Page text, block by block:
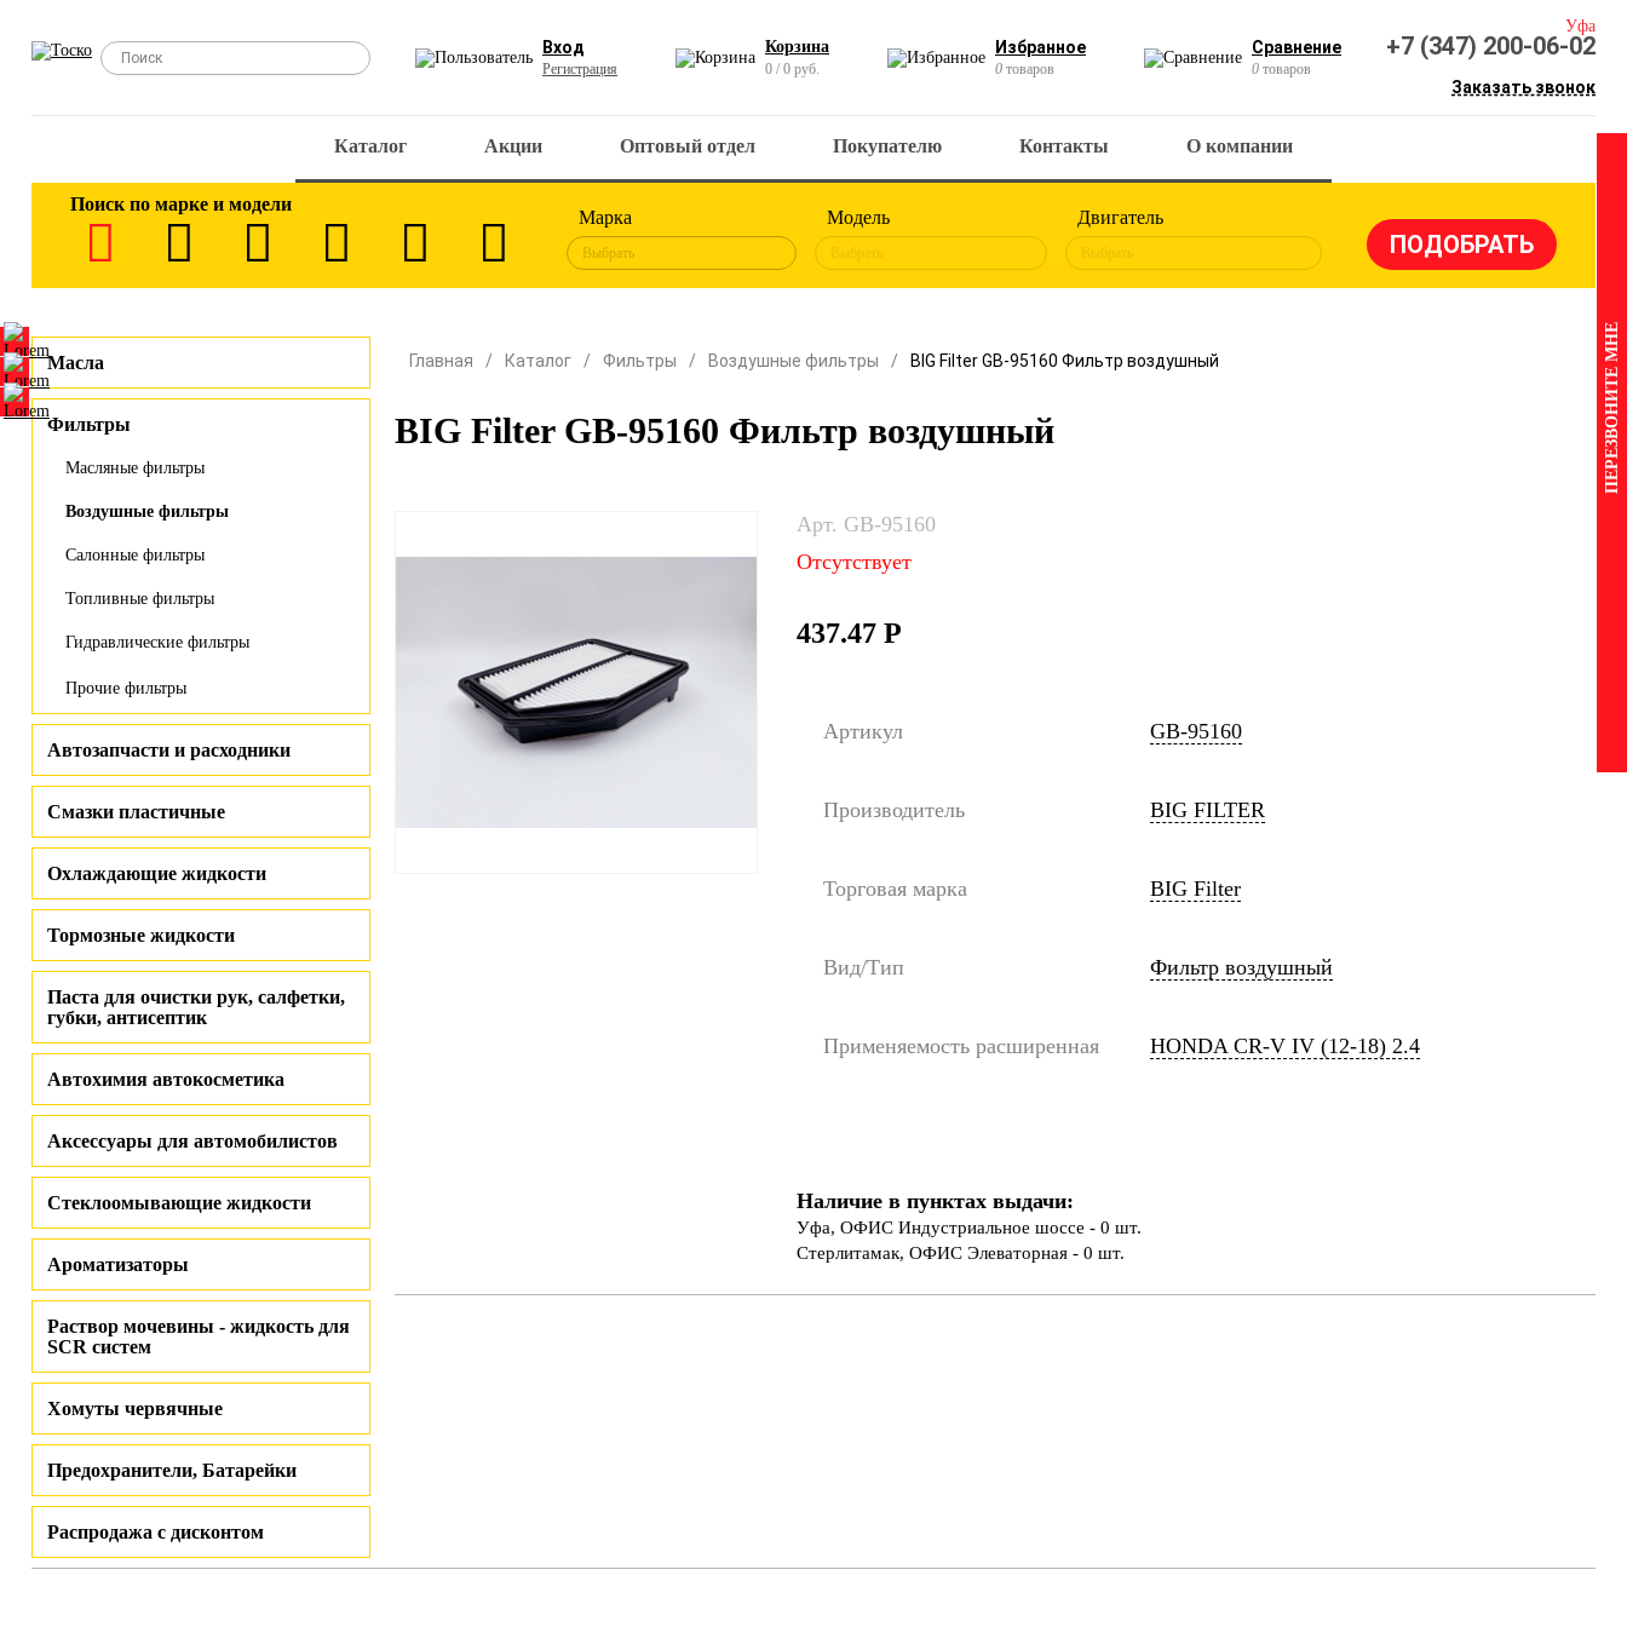
Вход
Регистрация
Корзина
0 / 0 руб.
Избранное
0 товаров
Сравнение
0 товаров
Уфа
+7 (347) 200-06-02
Заказать звонок
Каталог Акции Оптовый отдел Покупателю Контакты О компании
Поиск по марке и модели
Марка
Выбрать
Модель
Выбрать
Двигатель
Выбрать
Масла
Фильтры
Масляные фильтры
Воздушные фильтры
Салонные фильтры
Топливные фильтры
Гидравлические фильтры
Прочие фильтры
Автозапчасти и расходники
Смазки пластичные
Охлаждающие жидкости
Тормозные жидкости
Паста для очистки рук, салфетки,
губки, антисептик
Автохимия автокосметика
Аксессуары для автомобилистов
Стеклоомывающие жидкости
Ароматизаторы
Раствор мочевины - жидкость для
SCR систем
Хомуты червячные
Предохранители, Батарейки
Распродажа с дисконтом
Главная Каталог Фильтры Воздушные фильтры BIG Filter GB-95160 Фильтр воздушный
BIG Filter GB-95160 Фильтр воздушный
Арт. GB-95160
Отсутствует
437.47 Р
Артикул GB-95160
Производитель BIG FILTER
Торговая марка BIG Filter
Вид/Тип Фильтр воздушный
Применяемость расширенная HONDA CR-V IV (12-18) 2.4
Наличие в пунктах выдачи:
Уфа, ОФИС Индустриальное шоссе - 0 шт.
Стерлитамак, ОФИС Элеваторная - 0 шт.
ПЕРЕЗВОНИТЕ МНЕ